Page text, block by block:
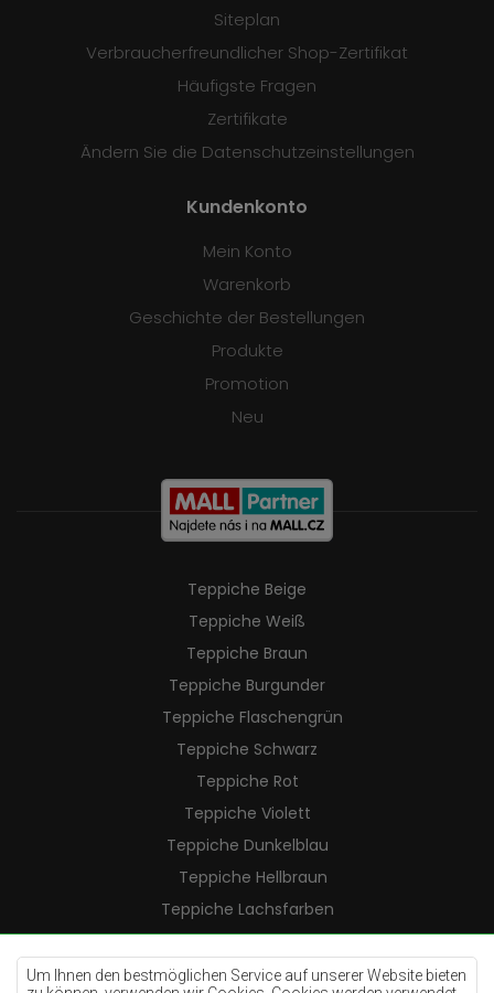
Um Ihnen den bestmöglichen Service auf unserer Website bieten
Siteplan
Verbraucherfreundlicher Shop-Zertifikat
Häufigste Fragen
Zertifikate
Ändern Sie die Datenschutzeinstellungen
Kundenkonto
Mein Konto
Warenkorb
Geschichte der Bestellungen
Produkte
Promotion
Neu
Teppiche Beige
Teppiche Weiß
Teppiche Braun
Teppiche Burgunder
Teppiche Flaschengrün
Teppiche Schwarz
Teppiche Rot
Teppiche Violett
Teppiche Dunkelblau
Teppiche Hellbraun
Teppiche Lachsfarben
Teppiche Cremefarben
Teppiche Lilac